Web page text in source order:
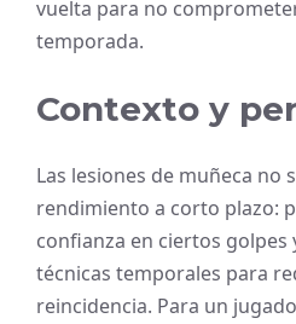
vuelta para no
temporada.
Contexto y
Las lesiones de muñeca no
rendimiento a corto plazo:
confianza en ciertos
técnicas temporales para
reincidencia. Para un